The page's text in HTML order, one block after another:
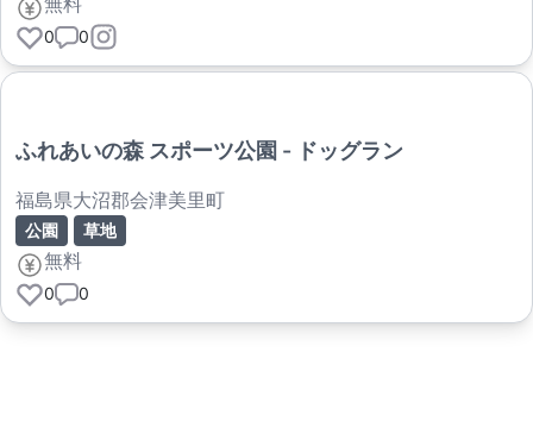
0 0
ふれあいの森 スポーツ公園 - ドッグラン
福島県大沼郡会津美里町
公園 草地
無料
0 0